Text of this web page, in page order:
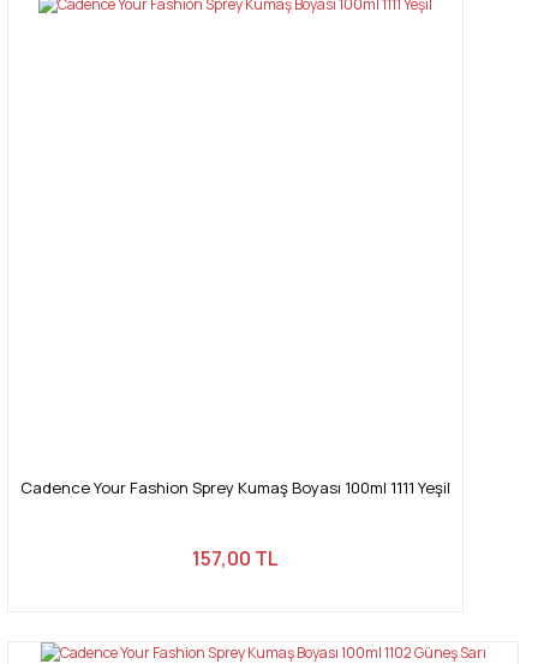
Cadence Your Fashion Sprey Kumaş Boyası 100ml 1111 Yeşil
157,00 TL